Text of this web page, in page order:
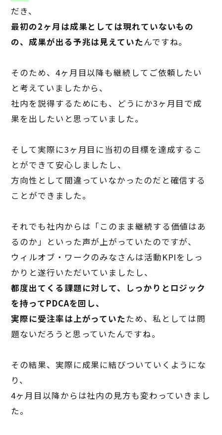
だき、
最初の2ヶ月は成果としては現れていないもの
の、成果が出る予兆は見えていたんですね。
そのため、 4ヶ月目以降も継続してご依頼したい
と考えていましたから、
社内を説得するためにも、どうにか3ヶ月目で成
果を出したいと思っていました。
そして実際に3ヶ月目に当初の目標を達成するこ
とができて安心しましたし、
方向性として間違っていなかったのだと確信する
ことができました。
それでも社内からは「このまま継続する価値はあ
るのか」といった声が上がっていたのですが、
ウィルオブ・ワークのみなさんは活動KPIをしっ
かりと遂行いただいていましたし、
都度出てくる課題に対して、しっかりとロジック
を持ってPDCAを回し、
実際に受注率は上がっていたため、私としては問
題ないだろうと思っていたんですね。
その結果、実際に成果に結びついていくようにな
り、
4ヶ月目以降からは社内の見方も変わっていきまし
た。